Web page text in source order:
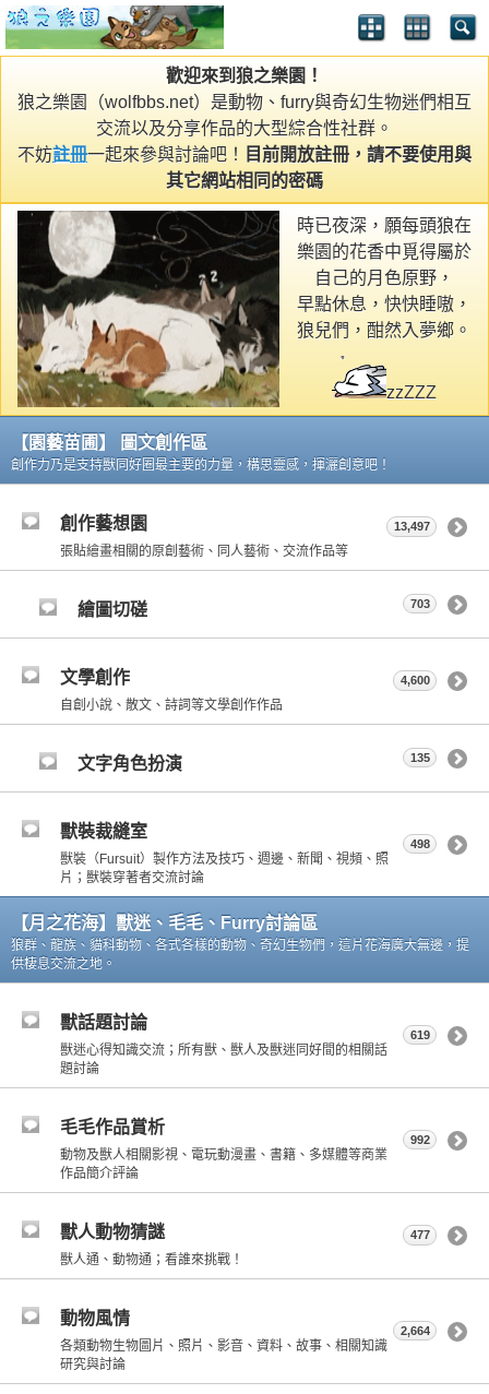
歡迎來到狼之樂園！
狼之樂園（wolfbbs.net）是動物、furry與奇幻生物迷們相互
交流以及分享作品的大型綜合性社群。
不妨註冊一起來參與討論吧！
目前開放註冊，請不要使用與
其它網站相同的密碼
時已夜深，願每頭狼在
樂園的花香中覓得屬於
自己的月色原野，
早點休息，快快睡嗷，
狼兒們，酣然入夢鄉。
zzZZZ
【園藝苗圃】 圖文創作區
創作力乃是支持獸同好圈最主要的力量，構思靈感，揮灑創意吧！
創作藝想園
張貼繪畫相關的原創藝術、同人藝術、交流作品等
13,497
繪圖切磋 703
文學創作
自創小說、散文、詩詞等文學創作作品
4,600
文字角色扮演 135
獸裝裁縫室
獸裝（Fursuit）製作方法及技巧、週邊、新聞、視頻、照
片；獸裝穿著者交流討論
498
【月之花海】獸迷、毛毛、Furry討論區
狼群、龍族、貓科動物、各式各樣的動物、奇幻生物們，這片花海廣大無邊，提
供棲息交流之地。
獸話題討論
獸迷心得知識交流；所有獸、獸人及獸迷同好間的相關話
題討論
619
毛毛作品賞析
動物及獸人相關影視、電玩動漫畫、書籍、多媒體等商業
作品簡介評論
992
獸人動物猜謎
獸人通、動物通；看誰來挑戰！
477
動物風情
各類動物生物圖片、照片、影音、資料、故事、相關知識
研究與討論
2,664